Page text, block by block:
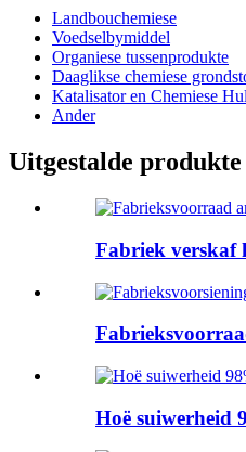
Landbouchemiese
Voedselbymiddel
Organiese tussenprodukte
Daaglikse chemiese
Katalisator en Chemiese
Ander
Uitgestalde produkte
Fabriek verskaf
Hoë suiwerheid